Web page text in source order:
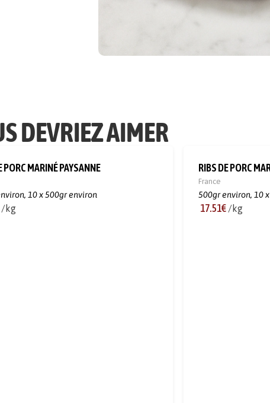
DEVRIEZ AIMER
PORC MARINÉ PAYSANNE
10 x 500gr environ
/kg
RIBS DE PORC
France
500gr environ, 10
17.51€ /kg